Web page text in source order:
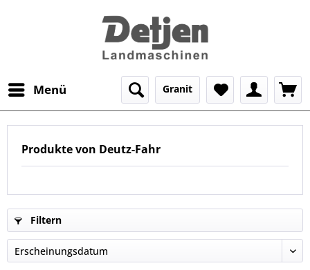
Menü Granit
Produkte von Deutz-Fahr
Filtern